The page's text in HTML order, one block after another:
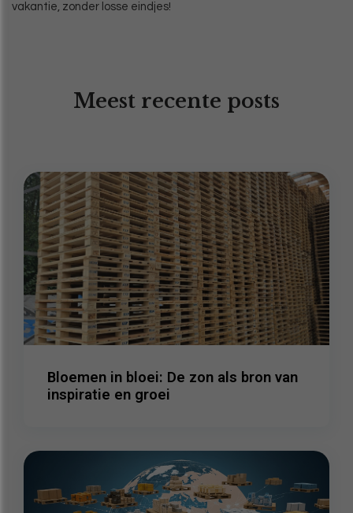
vakantie, zonder losse eindjes!
Meest recente posts
Bloemen in bloei: De zon als bron van
inspiratie en groei